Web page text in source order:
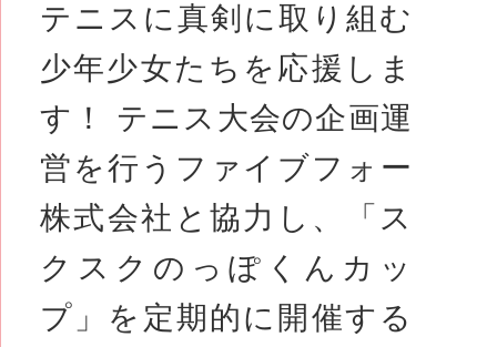
テニスに真剣に取り組む
少年少女たちを応援しま
す！ テニス大会の企画運
営を行うファイブフォー
株式会社と協力し、「ス
クスクのっぽくんカッ
プ」を定期的に開催する